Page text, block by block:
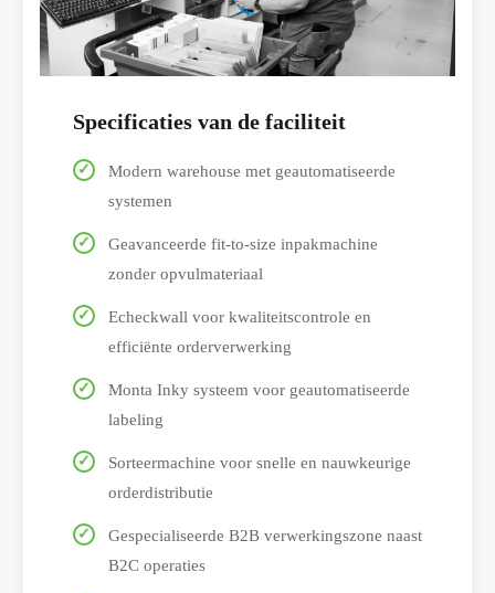
Specificaties van de faciliteit
Modern warehouse met geautomatiseerde
systemen
Geavanceerde fit-to-size inpakmachine
zonder opvulmateriaal
Echeckwall voor kwaliteitscontrole en
efficiënte orderverwerking
Monta Inky systeem voor geautomatiseerde
labeling
Sorteermachine voor snelle en nauwkeurige
orderdistributie
Gespecialiseerde B2B verwerkingszone naast
B2C operaties